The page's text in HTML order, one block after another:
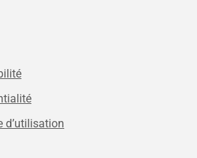
d’utilisation